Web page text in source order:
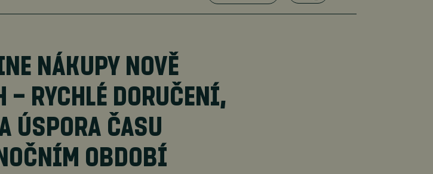
NÁKUPY NOVĚ
– RYCHLÉ DORUČENÍ,
ÚSPORA ČASU
OBDOBÍ